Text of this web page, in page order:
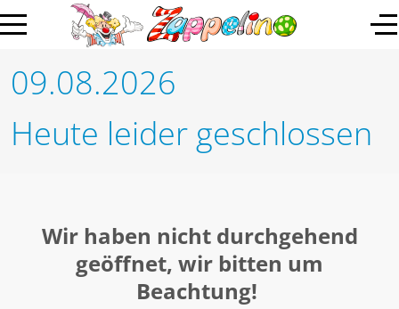
09.08.2026
Heute leider geschlossen
Wir haben nicht durchgehend
geöffnet, wir bitten um
Beachtung!